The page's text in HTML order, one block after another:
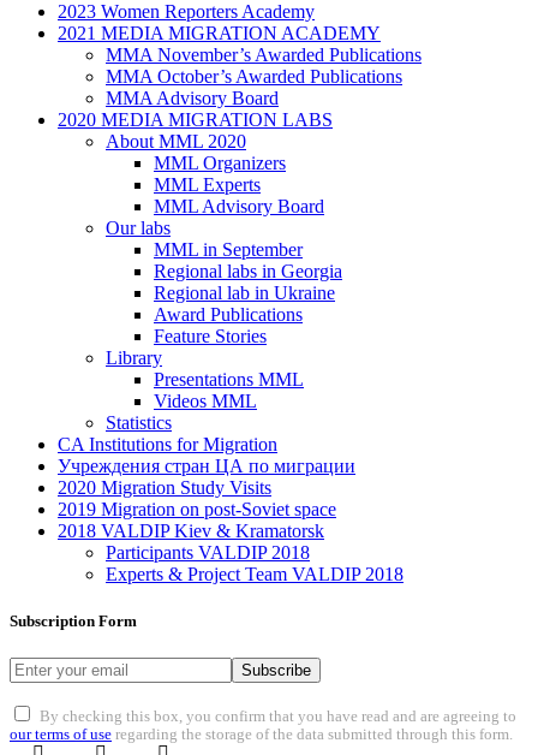
2023 Women Reporters Academy
2021 MEDIA MIGRATION ACADEMY
MMA November’s Awarded Publications
MMA October’s Awarded Publications
MMA Advisory Board
2020 MEDIA MIGRATION LABS
About MML 2020
MML Organizers
MML Experts
MML Advisory Board
Our labs
ММL in September
Regional labs in Georgia
Regional lab in Ukraine
Award Publications
Feature Stories
Library
Presentations MML
Videos MML
Statistics
CA Institutions for Migration
Учреждения стран ЦА по миграции
2020 Migration Study Visits
2019 Migration on post-Soviet space
2018 VALDIP Kiev & Kramatorsk
Participants VALDIP 2018
Experts & Project Team VALDIP 2018
Subscription Form
Subscribe
By checking this box, you confirm that you have read and are agreeing to
our terms of use regarding the storage of the data submitted through this form.